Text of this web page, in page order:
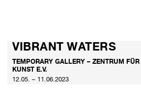
VIBRANT WATERS
TEMPORARY GALLERY – ZENTRUM
KUNST E.V.
12.05. – 11.06.2023